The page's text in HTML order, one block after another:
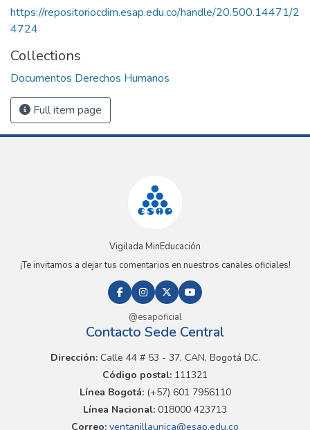
https://repositoriocdim.esap.edu.co/handle/20.500.14471/2
4724
Collections
Documentos Derechos Humanos
Full item page
Vigilada MinEducación
¡Te invitamos a dejar tus comentarios en nuestros canales oficiales!
@esapoficial
Contacto Sede Central
Dirección:Calle 44 # 53 - 37, CAN, Bogotá D.C.
Código postal: 111321
Línea Bogotá:(+57) 601 7956110
Línea Nacional: 018000 423713
Correo: ventanillaunica@esap.edu.co